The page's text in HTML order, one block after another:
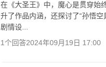
在《大圣王》中，魔心是贯穿始
升了作品内涵，还探讨了“孙悟
剧情设...
1个回答2024年09月19日 17:00